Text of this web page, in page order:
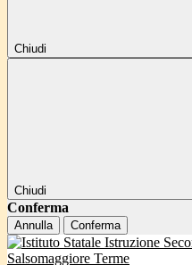
Chiudi
Chiudi
Conferma
Annulla Conferma